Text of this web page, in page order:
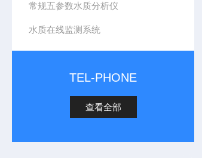
常规五参数水质分析仪
水质在线监测系统
TEL-PHONE
查看全部